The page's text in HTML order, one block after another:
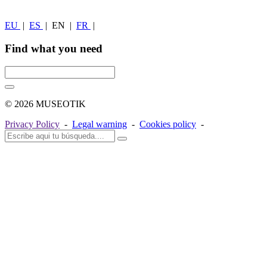
EU | ES | EN | FR |
Find what you need
© 2026 MUSEOTIK
Privacy Policy - Legal warning - Cookies policy -